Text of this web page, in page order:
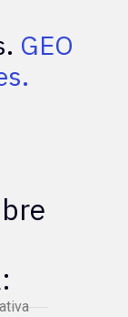
GEO